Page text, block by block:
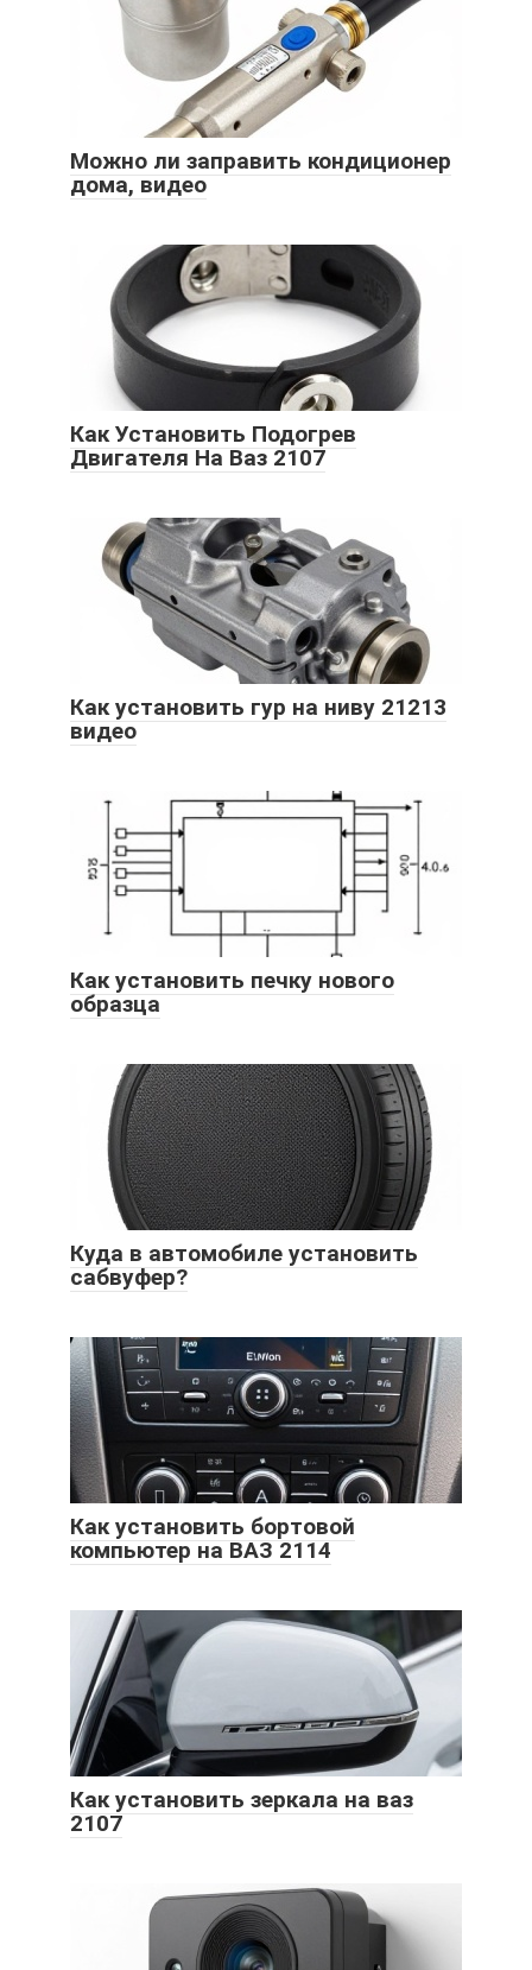
Можно ли заправить кондиционер
дома, видео
Как Установить Подогрев
Двигателя На Ваз 2107
Как установить гур на ниву 21213
видео
Как установить печку нового
образца
Куда в автомобиле установить
сабвуфер?
Как установить бортовой
компьютер на ВАЗ 2114
Как установить зеркала на ваз
2107